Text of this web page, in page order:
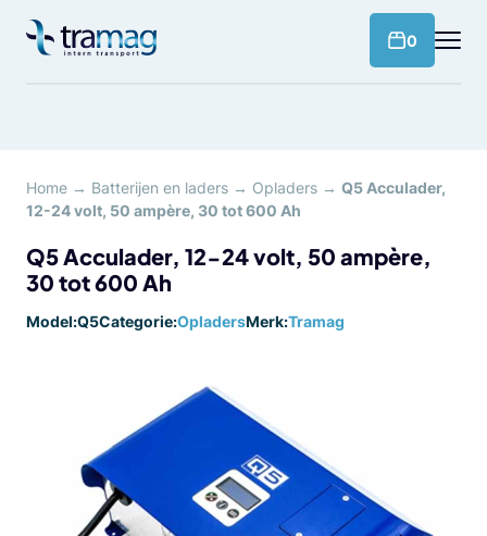
naar
0
Home → Batterijen en laders → Opladers → Q5 Acculader,
12-24 volt, 50 ampère, 30 tot 600 Ah
Q5 Acculader, 12-24 volt, 50 ampère,
30 tot 600 Ah
Model:Q5Categorie:OpladersMerk:Tramag